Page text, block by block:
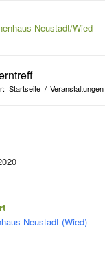
Startseite / Veranstaltungen
Neustadt (Wied)